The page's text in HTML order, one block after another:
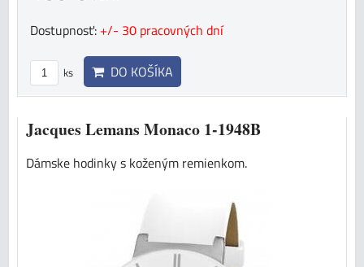
Dostupnosť: +/- 30 pracovných dní
ks DO KOŠÍKA
Jacques Lemans Monaco 1-1948B
Dámske hodinky s koženým remienkom.